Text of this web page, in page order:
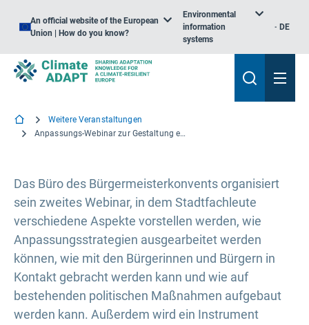
An official website of the European
Union | How do you know?
Environmental
information
systems
DE
Weitere Veranstaltungen
Anpassungs-Webinar zur Gestaltung einer Anpassungsstrategie und eines Aktionsplans
Das Büro des Bürgermeisterkonvents organisiert
sein zweites Webinar, in dem Stadtfachleute
verschiedene Aspekte vorstellen werden, wie
Anpassungsstrategien ausgearbeitet werden
können, wie mit den Bürgerinnen und Bürgern in
Kontakt gebracht werden kann und wie auf
bestehenden politischen Maßnahmen aufgebaut
werden kann. Außerdem wird ein Instrument